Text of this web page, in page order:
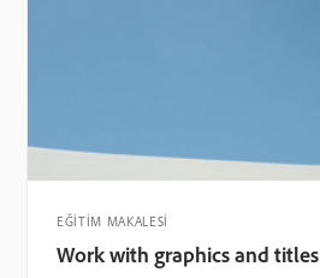
EĞİTİM MAKALESİ
Work with graphics and titles